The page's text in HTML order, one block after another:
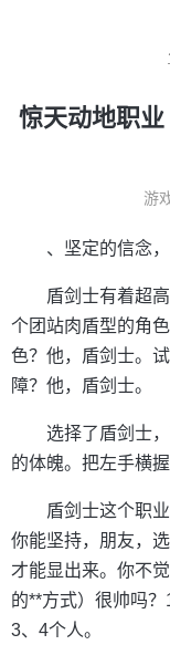
惊天动地职
游
、坚定的信念
盾剑士有着超
个团站肉盾型的角
色？他，盾剑士。
障？他，盾剑士。
选择了盾剑士
的体魄。把左手横
盾剑士这个职
你能坚持，朋友，
才能显出来。你不
的**方式）很帅吗
3、4个人。